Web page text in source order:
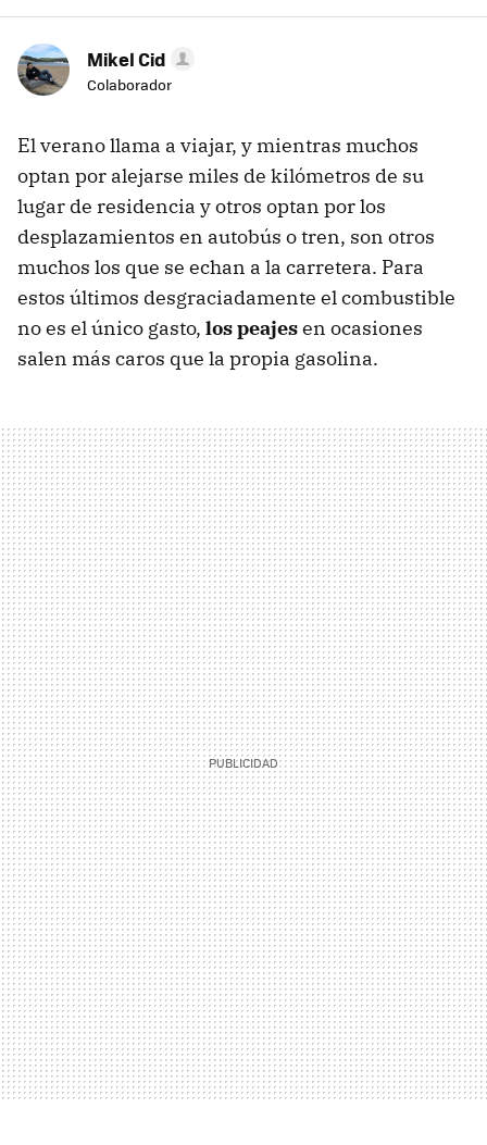
Mikel Cid
Colaborador
El verano llama a viajar, y mientras muchos
optan por alejarse miles de kilómetros de su
lugar de residencia y otros optan por los
desplazamientos en autobús o tren, son otros
muchos los que se echan a la carretera. Para
estos últimos desgraciadamente el combustible
no es el único gasto, los peajesen ocasiones
salen más caros que la propia gasolina.